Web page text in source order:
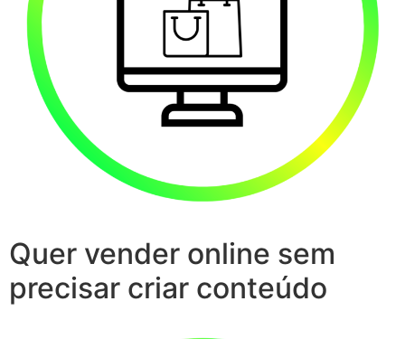
Quer vender online sem
precisar criar conteúdo